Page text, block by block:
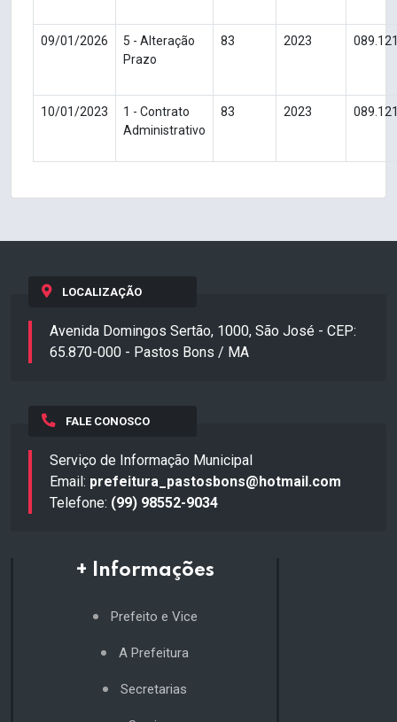
09/01/2026
5 - Alteração
Prazo
83 2023
10/01/2023
1 - Contrato
Administrativo
83 2023
LOCALIZAÇÃO
Avenida Domingos Sertão, 1000, São José - CEP:
65.870-000 - Pastos Bons / MA
FALE CONOSCO
Serviço de Informação Municipal
Email: prefeitura_pastosbons@hotmail.com
Telefone: (99) 98552-9034
+ Informações
Prefeito e Vice
A Prefeitura
Secretarias